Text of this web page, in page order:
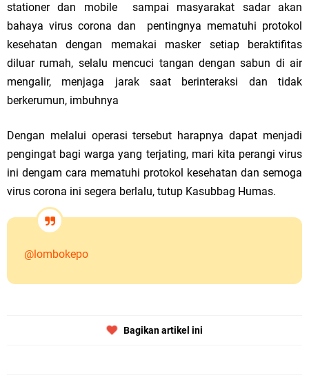
stationer dan mobile sampai masyarakat sadar akan
bahaya virus corona dan pentingnya mematuhi protokol
kesehatan dengan memakai masker setiap beraktifitas
diluar rumah, selalu mencuci tangan dengan sabun di air
mengalir, menjaga jarak saat berinteraksi dan tidak
berkerumun, imbuhnya
Dengan melalui operasi tersebut harapnya dapat menjadi
pengingat bagi warga yang terjating, mari kita perangi virus
ini dengam cara mematuhi protokol kesehatan dan semoga
virus corona ini segera berlalu, tutup Kasubbag Humas.
@lombokepo
Bagikan artikel ini